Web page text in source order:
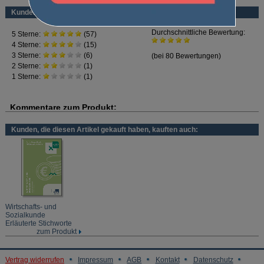
Lieber digital lernen?
Zur Prüfungssimulation für Tablet und PC (Best.-Nr. CA2790)
In3 Prüfungssimulationenkönnen Sie Ihr Wissen im
Prüfungsfach Wirtschafts- und Sozialkunde
auf die Probe stellen.
Lernen Sie wie mit der Prüfung:
Bewertungsvorgabe
Kundenbewertung
Kunden, die diesen Artikel gekauft haben, kauften auch:
Wirtschafts- und
Sozialkunde
Erläuterte Stichworte
zum Produkt
Vertrag widerrufen Impressum AGB Kontakt Datenschutz